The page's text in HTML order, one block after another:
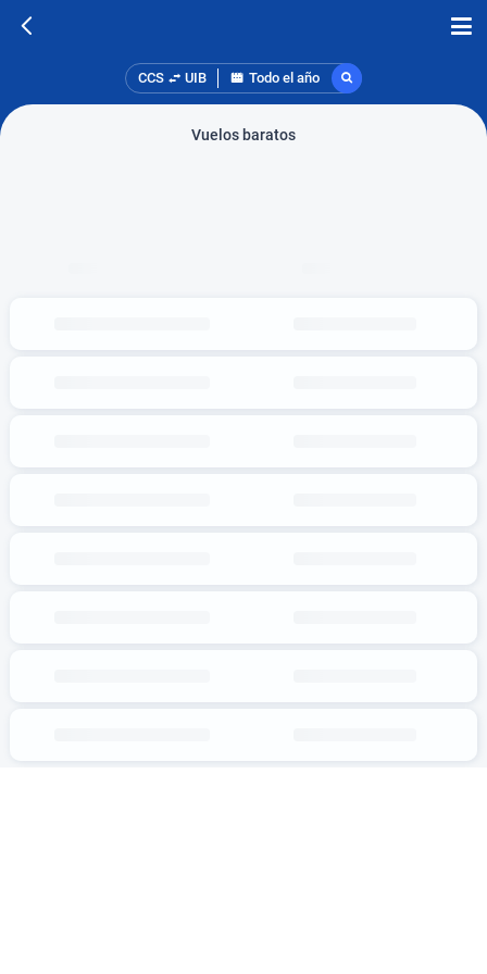
CCS UIB Todo el año
Vuelos baratos